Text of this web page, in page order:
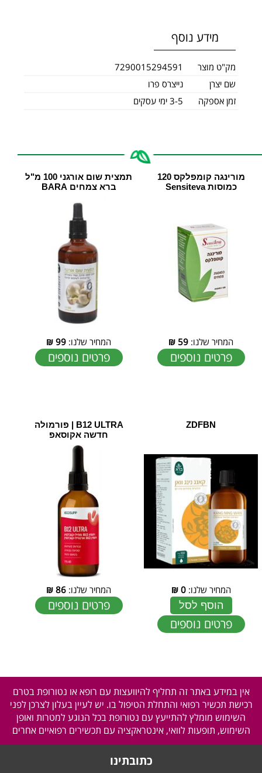
מידע נוסף
מק"ט מוצר
7290015294591
שם יצרן
נייצרס פרו
זמן אספקה
3-5 ימי עסקים
מורינגה קומפלקס 120
כמוסות Sensiteva
המחיר שלנו: 59
₪
פרטים נוספים
תמצית שום אורגני 100 מ"ל
ברא צמחים BARA
המחיר שלנו: 99
₪
פרטים נוספים
ZDFBN
המחיר שלנו:0
₪
הוסף לסל
פרטים נוספים
B12 ULTRA | פורמולה
חדשה אקוסאפ
המחיר שלנו: 86
₪
פרטים נוספים
אין במידע באתר זה תחליף להיוועצות עם רופא או נטורופת בטרם
רכישת תכשיר רפואי והתחלת הטיפול בו. יש לעיין בעלון לצרכן לפני
השימוש מומלץ להתייעץ עם נטורופת בכל הנוגע למטרות ואופן
השימוש, תופעות לוואי, אינטראקציה עם תכשירים רפואיים אחרים
כתובתינו